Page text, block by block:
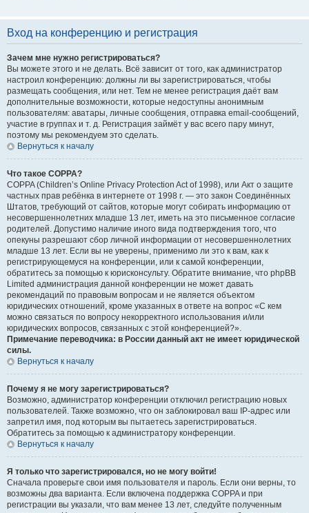
Вход на конференцию и регистрация
Зачем мне нужно регистрироваться?
Вы можете этого и не делать. Всё зависит от того, как администратор
настроил конференцию: должны ли вы зарегистрироваться, чтобы
размещать сообщения, или нет. Тем не менее регистрация даёт вам
дополнительные возможности, которые недоступны анонимным
пользователям: аватары, личные сообщения, отправка email-сообщений,
участие в группах и т. д. Регистрация займёт у вас всего пару минут,
поэтому мы рекомендуем это сделать.
Вернуться к началу
Что такое COPPA?
COPPA (Children’s Online Privacy Protection Act of 1998), или Акт о защите
частных прав ребёнка в интернете от 1998 г. — это закон Соединённых
Штатов, требующий от сайтов, которые могут собирать информацию от
несовершеннолетних младше 13 лет, иметь на это письменное согласие
родителей. Допустимо наличие иного вида подтверждения того, что
опекуны разрешают сбор личной информации от несовершеннолетних
младше 13 лет. Если вы не уверены, применимо ли это к вам, как к
регистрирующемуся на конференции, или к самой конференции,
обратитесь за помощью к юрисконсульту. Обратите внимание, что phpBB
Limited администрация данной конференции не может давать
рекомендаций по правовым вопросам и не является объектом
юридических отношений, кроме указанных в ответе на вопрос «С кем
можно связаться по вопросу некорректного использования и/или
юридических вопросов, связанных с этой конференцией?».
Примечание переводчика: в России данный акт не имеет юридической
силы.
Вернуться к началу
Почему я не могу зарегистрироваться?
Возможно, администратор конференции отключил регистрацию новых
пользователей. Также возможно, что он заблокировал ваш IP-адрес или
запретил имя, под которым вы пытаетесь зарегистрироваться.
Обратитесь за помощью к администратору конференции.
Вернуться к началу
Я только что зарегистрировался, но не могу войти!
Сначала проверьте свои имя пользователя и пароль. Если они верны, то
возможны два варианта. Если включена поддержка COPPA и при
регистрации вы указали, что вам менее 13 лет, следуйте полученным